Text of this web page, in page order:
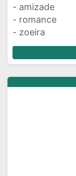
- amizade
- romance
- zoeira